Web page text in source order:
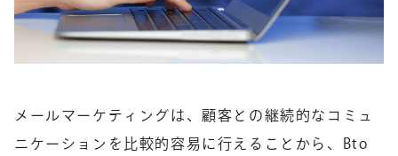
メールマーケティングは、顧客との継続的なコミュ
ニケーションを比較的容易に行えることから、Bto